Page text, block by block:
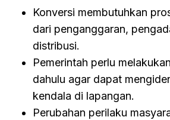
Konversi membutuhkan
dari penganggaran,
distribusi.
Pemerintah perlu
dahulu agar dapat
kendala di lapangan.
Perubahan perilaku